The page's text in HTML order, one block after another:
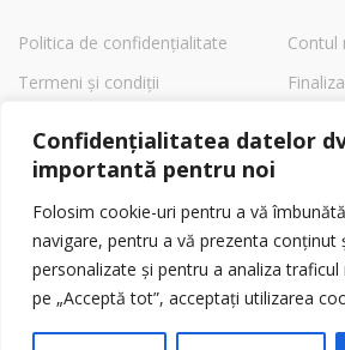
Confidențialitatea datelor
importantă pentru noi
Folosim cookie-uri pentru a vă
navigare, pentru a vă prezenta conținut
personalizate și pentru a analiza traficul
pe „Acceptă tot”, acceptați utilizarea
Politica de confidențialitate
Termeni și condiții
Contul
©Shop1EchipamenteFrig.ro- All